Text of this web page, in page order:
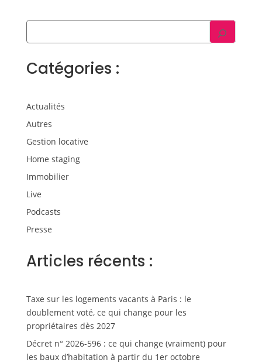
Catégories :
Actualités
Autres
Gestion locative
Home staging
Immobilier
Live
Podcasts
Presse
Articles récents :
Taxe sur les logements vacants à Paris : le
doublement voté, ce qui change pour les
propriétaires dès 2027
Décret n° 2026-596 : ce qui change (vraiment) pour
les baux d’habitation à partir du 1er octobre